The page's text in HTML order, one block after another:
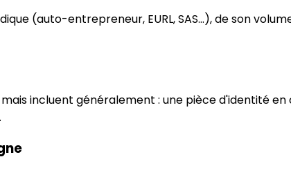
(auto-entrepreneur, EURL, SAS…), de son
mais incluent généralement : une pièce d'identité